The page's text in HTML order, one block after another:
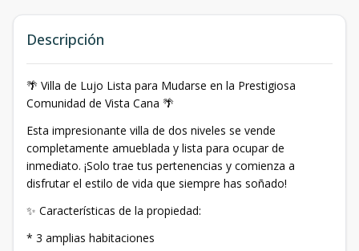
Descripción
🌴 Villa de Lujo Lista para Mudarse en la Prestigiosa
Comunidad de Vista Cana 🌴
Esta impresionante villa de dos niveles se vende
completamente amueblada y lista para ocupar de
inmediato. ¡Solo trae tus pertenencias y comienza a
disfrutar el estilo de vida que siempre has soñado!
✨ Características de la propiedad:
* 3 amplias habitaciones